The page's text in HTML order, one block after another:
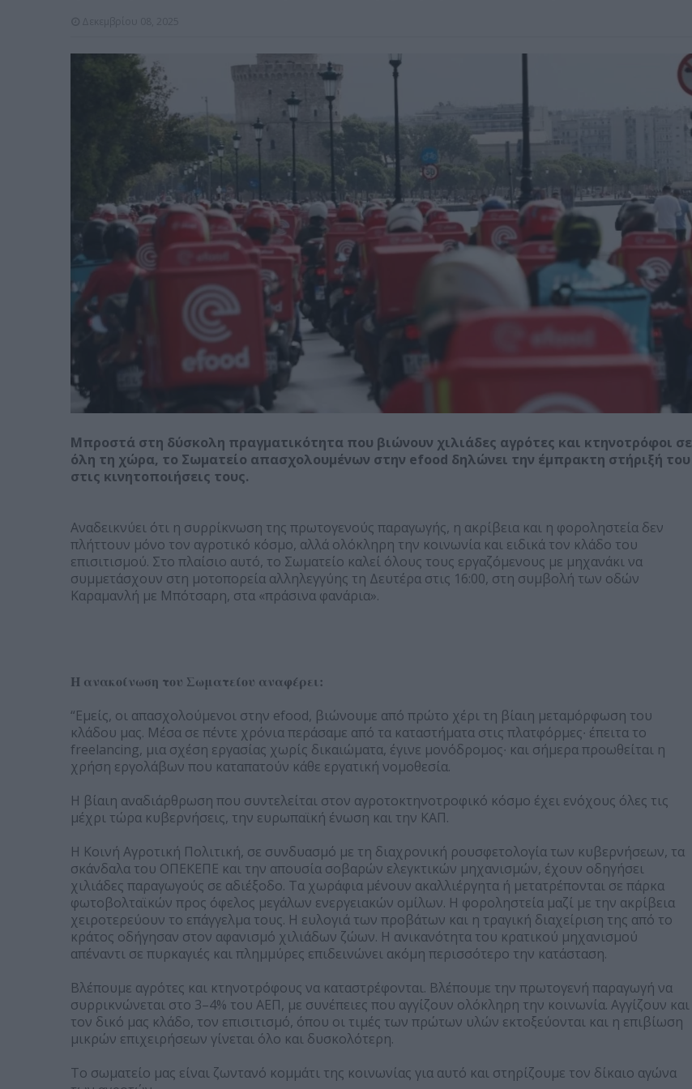
Μπροστά στη δύσκολη πραγματικότητα που βιώνουν χιλιάδες αγρότες και κτηνοτρόφοι σε
όλη τη χώρα, το Σωματείο απασχολουμένων στην efood δηλώνει την έμπρακτη στήριξή του
στις κινητοποιήσεις τους.
Αναδεικνύει ότι η συρρίκνωση της πρωτογενούς παραγωγής, η ακρίβεια και η φοροληστεία δεν
πλήττουν μόνο τον αγροτικό κόσμο, αλλά ολόκληρη την κοινωνία και ειδικά τον κλάδο του
επισιτισμού. Στο πλαίσιο αυτό, το Σωματείο καλεί όλους τους εργαζόμενους με μηχανάκι να
συμμετάσχουν στη μοτοπορεία αλληλεγγύης τη Δευτέρα στις 16:00, στη συμβολή των οδών
Καραμανλή με Μπότσαρη, στα «πράσινα φανάρια».
Η ανακοίνωση του Σωματείου αναφέρει:
“Εμείς, οι απασχολούμενοι στην efood, βιώνουμε από πρώτο χέρι τη βίαιη μεταμόρφωση του
κλάδου μας. Μέσα σε πέντε χρόνια περάσαμε από τα καταστήματα στις πλατφόρμες∙ έπειτα το
freelancing, μια σχέση εργασίας χωρίς δικαιώματα, έγινε μονόδρομος∙ και σήμερα προωθείται η
χρήση εργολάβων που καταπατούν κάθε εργατική νομοθεσία.
Η βίαιη αναδιάρθρωση που συντελείται στον αγροτοκτηνοτροφικό κόσμο έχει ενόχους όλες τις
μέχρι τώρα κυβερνήσεις, την ευρωπαϊκή ένωση και την ΚΑΠ.
Η Κοινή Αγροτική Πολιτική, σε συνδυασμό με τη διαχρονική ρουσφετολογία των κυβερνήσεων, τα
σκάνδαλα του ΟΠΕΚΕΠΕ και την απουσία σοβαρών ελεγκτικών μηχανισμών, έχουν οδηγήσει
χιλιάδες παραγωγούς σε αδιέξοδο. Τα χωράφια μένουν ακαλλιέργητα ή μετατρέπονται σε πάρκα
φωτοβολταϊκών προς όφελος μεγάλων ενεργειακών ομίλων. Η φοροληστεία μαζί με την ακρίβεια
χειροτερεύουν το επάγγελμα τους. Η ευλογιά των προβάτων και η τραγική διαχείριση της από το
κράτος οδήγησαν στον αφανισμό χιλιάδων ζώων. Η ανικανότητα του κρατικού μηχανισμού
απέναντι σε πυρκαγιές και πλημμύρες επιδεινώνει ακόμη περισσότερο την κατάσταση.
Βλέπουμε αγρότες και κτηνοτρόφους να καταστρέφονται. Βλέπουμε την πρωτογενή παραγωγή να
συρρικνώνεται στο 3–4% του ΑΕΠ, με συνέπειες που αγγίζουν ολόκληρη την κοινωνία. Αγγίζουν και
τον δικό μας κλάδο, τον επισιτισμό, όπου οι τιμές των πρώτων υλών εκτοξεύονται και η επιβίωση
μικρών επιχειρήσεων γίνεται όλο και δυσκολότερη.
Το σωματείο μας είναι ζωντανό κομμάτι της κοινωνίας για αυτό και στηρίζουμε τον δίκαιο αγώνα